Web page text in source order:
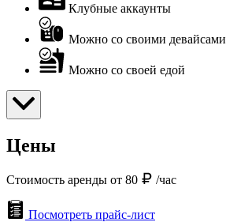
Клубные аккаунты
Можно со своими девайсами
Можно со своей едой
Цены
Стоимость аренды от 80 /час
Посмотреть прайс-лист